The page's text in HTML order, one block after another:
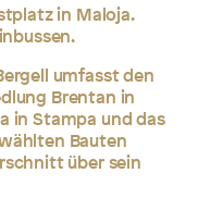
in Maloja.
umfasst den
Brentan in
in Stampa und das
Bauten
über sein